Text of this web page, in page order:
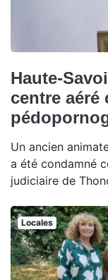
Haute-
centre aéré
Un ancien
a été condamné
judiciaire de
Locales